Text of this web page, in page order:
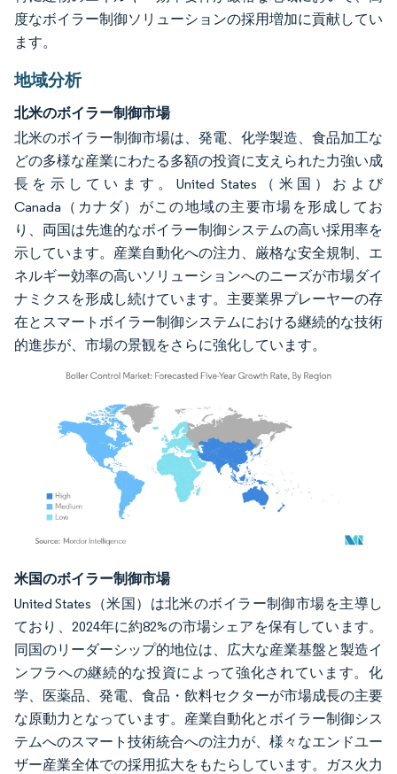
度なボイラー制御ソリューションの採用増加に貢献してい
ます。
地域分析
北米のボイラー制御市場
北米のボイラー制御市場は、発電、化学製造、食品加工な
どの多様な産業にわたる多額の投資に支えられた力強い成
長を示しています。United States（米国）および
Canada（カナダ）がこの地域の主要市場を形成してお
り、両国は先進的なボイラー制御システムの高い採用率を
示しています。産業自動化への注力、厳格な安全規制、エ
ネルギー効率の高いソリューションへのニーズが市場ダイ
ナミクスを形成し続けています。主要業界プレーヤーの存
在とスマートボイラー制御システムにおける継続的な技術
的進歩が、市場の景観をさらに強化しています。
画像 © Mordor Intelligence。再利用にはCC BY 4.0の表示が必要です。
米国のボイラー制御市場
United States（米国）は北米のボイラー制御市場を主導し
ており、2024年に約82%の市場シェアを保有しています。
同国のリーダーシップ的地位は、広大な産業基盤と製造イ
ンフラへの継続的な投資によって強化されています。化
学、医薬品、発電、食品・飲料セクターが市場成長の主要
な原動力となっています。産業自動化とボイラー制御シス
テムへのスマート技術統合への注力が、様々なエンドユー
ザー産業全体での採用拡大をもたらしています。ガス火力